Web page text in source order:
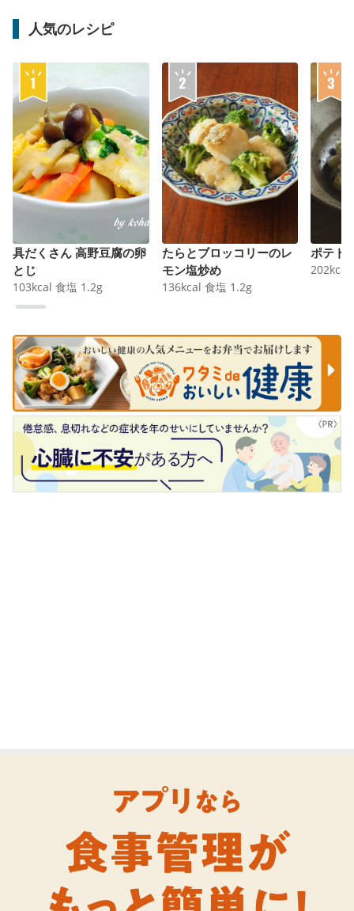
人気のレシピ
具だくさん 高野豆腐の卵
とじ
103kcal 食塩 1.2g
たらとブロッコリーのレ
モン塩炒め
136kcal 食塩 1.2g
ポテト
202kcal